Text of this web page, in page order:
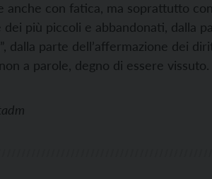
anche con fatica, ma soprattutto
dei più piccoli e abbandonati, dalla
dalla parte dell’affermazione dei
a parole, degno di essere vissuto.